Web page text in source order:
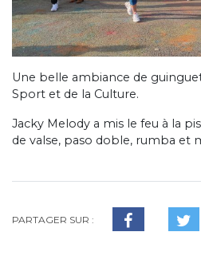
Une belle ambiance de
Sport et de la Culture.
Jacky Melody a mis le feu à la
de valse, paso doble, rumba et
PARTAGER SUR :